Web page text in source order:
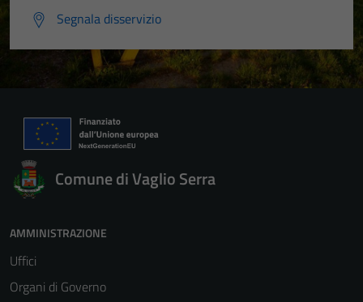
Segnala disservizio
Comune di Vaglio Serra
AMMINISTRAZIONE
Uffici
Organi di Governo